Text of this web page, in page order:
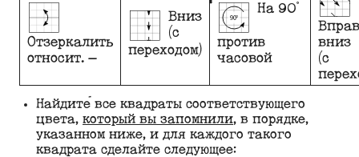
Отзеркалить
относит. —
Вниз
(с
переходом)
На 90°
против
часовой
вниз
(с
Найдите все квадраты соответствующего
цвета, который вы запомнили, в порядке,
указанном ниже, и для каждого такого
квадрата сделайте следующее: